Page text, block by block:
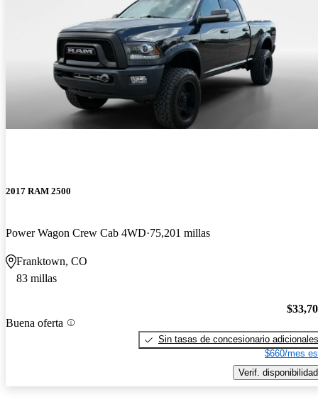
2017 RAM 2500
Power Wagon Crew Cab 4WD 75,201 millas
Franktown, CO
83 millas
Buena oferta
Sin tasas de concesionario adicionales
$660/mes
Verif. disponibilidad